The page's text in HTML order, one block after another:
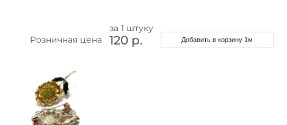
за 1 штуку
Розничная цена
120 р. Добавить в корзину 1м